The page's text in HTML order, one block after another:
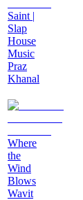
Saint |
Slap
House
Music
Praz
Khanal
Where
the
Wind
Blows
Wavit